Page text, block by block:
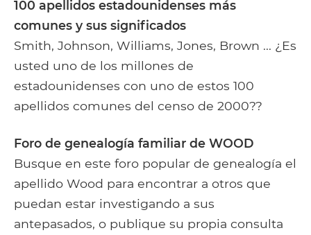
100 apellidos estadounidenses más
comunes y sus significados
Smith, Johnson, Williams, Jones, Brown ... ¿Es
usted uno de los millones de
estadounidenses con uno de estos 100
apellidos comunes del censo de 2000??
Foro de genealogía familiar de WOOD
Busque en este foro popular de genealogía el
apellido Wood para encontrar a otros que
puedan estar investigando a sus
antepasados, o publique su propia consulta